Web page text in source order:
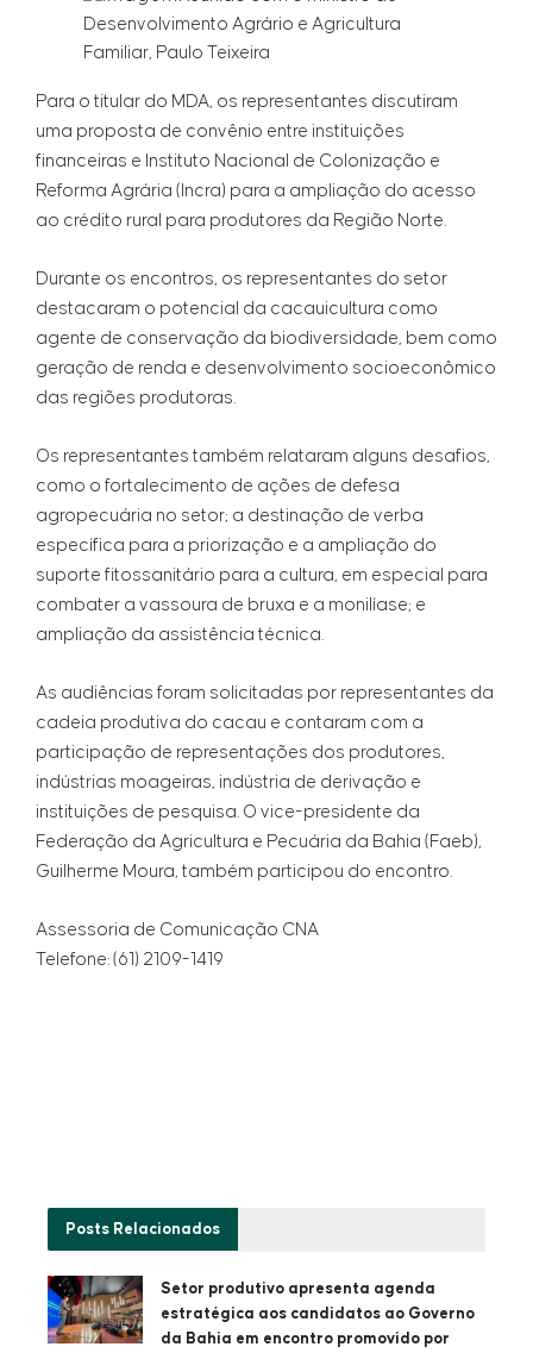
Desenvolvimento Agrário e Agricultura
Familiar, Paulo Teixeira
Para o titular do MDA, os representantes discutiram
uma proposta de convênio entre instituições
financeiras e Instituto Nacional de Colonização e
Reforma Agrária (Incra) para a ampliação do acesso
ao crédito rural para produtores da Região Norte.
Durante os encontros, os representantes do setor
destacaram o potencial da cacauicultura como
agente de conservação da biodiversidade, bem como
geração de renda e desenvolvimento socioeconômico
das regiões produtoras.
Os representantes também relataram alguns desafios,
como o fortalecimento de ações de defesa
agropecuária no setor; a destinação de verba
específica para a priorização e a ampliação do
suporte fitossanitário para a cultura, em especial para
combater a vassoura de bruxa e a monilíase; e
ampliação da assistência técnica.
As audiências foram solicitadas por representantes da
cadeia produtiva do cacau e contaram com a
participação de representações dos produtores,
indústrias moageiras, indústria de derivação e
instituições de pesquisa. O vice-presidente da
Federação da Agricultura e Pecuária da Bahia (Faeb),
Guilherme Moura, também participou do encontro.
Assessoria de Comunicação CNA
Telefone: (61) 2109-1419
Posts Relacionados
Setor produtivo apresenta agenda
estratégica aos candidatos ao Governo
da Bahia em encontro promovido por